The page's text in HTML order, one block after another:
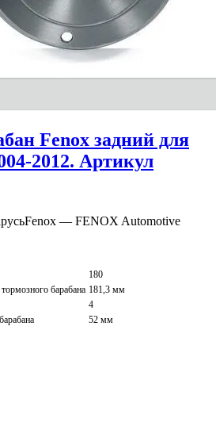
Fenox задний для
2012. Артикул
Fenox — FENOX Automotive
180
барабана 181,3 мм
4
52 мм